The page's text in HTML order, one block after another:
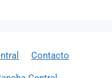
Contacto